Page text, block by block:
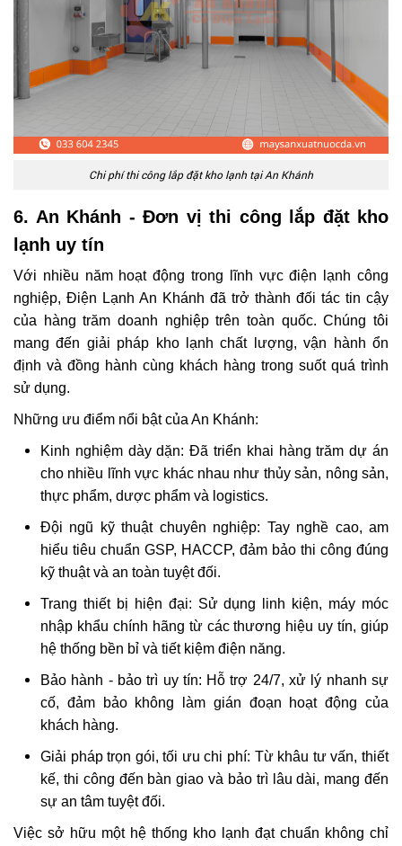
Chi phí thi công lắp đặt kho lạnh tại An Khánh
6. An Khánh - Đơn vị thi công lắp đặt kho
lạnh uy tín
Với nhiều năm hoạt động trong lĩnh vực điện lạnh công
nghiệp, Điện Lạnh An Khánh đã trở thành đối tác tin cậy
của hàng trăm doanh nghiệp trên toàn quốc. Chúng tôi
mang đến giải pháp kho lạnh chất lượng, vận hành ổn
định và đồng hành cùng khách hàng trong suốt quá trình
sử dụng.
Những ưu điểm nổi bật của An Khánh:
Kinh nghiệm dày dặn: Đã triển khai hàng trăm dự án
cho nhiều lĩnh vực khác nhau như thủy sản, nông sản,
thực phẩm, dược phẩm và logistics.
Đội ngũ kỹ thuật chuyên nghiệp: Tay nghề cao, am
hiểu tiêu chuẩn GSP, HACCP, đảm bảo thi công đúng
kỹ thuật và an toàn tuyệt đối.
Trang thiết bị hiện đại: Sử dụng linh kiện, máy móc
nhập khẩu chính hãng từ các thương hiệu uy tín, giúp
hệ thống bền bỉ và tiết kiệm điện năng.
Bảo hành - bảo trì uy tín: Hỗ trợ 24/7, xử lý nhanh sự
cố, đảm bảo không làm gián đoạn hoạt động của
khách hàng.
Giải pháp trọn gói, tối ưu chi phí: Từ khâu tư vấn, thiết
kế, thi công đến bàn giao và bảo trì lâu dài, mang đến
sự an tâm tuyệt đối.
Việc sở hữu một hệ thống kho lạnh đạt chuẩn không chỉ